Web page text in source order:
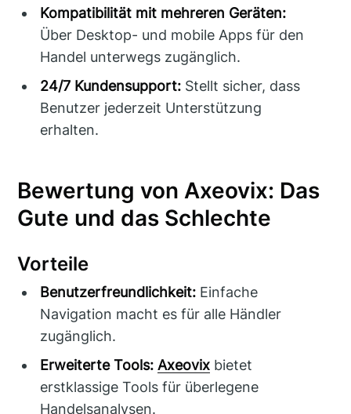
Kompatibilität mit mehreren Geräten:
Über Desktop- und mobile Apps für den
Handel unterwegs zugänglich.
24/7 Kundensupport: Stellt sicher, dass
Benutzer jederzeit Unterstützung
erhalten.
Bewertung von Axeovix: Das
Gute und das Schlechte
Vorteile
Benutzerfreundlichkeit: Einfache
Navigation macht es für alle Händler
zugänglich.
Erweiterte Tools: Axeovix bietet
erstklassige Tools für überlegene
Handelsanalysen.